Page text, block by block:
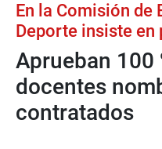
En la Comisión de
Deporte insiste en
Aprueban 100
docentes
contratados